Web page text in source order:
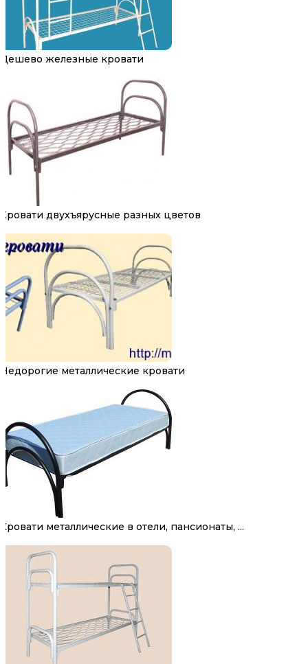
Дешево железные кровати
Кровати двухъярусные разных цветов
Недорогие металлические кровати
Кровати металлические в отели, пансионаты, ...